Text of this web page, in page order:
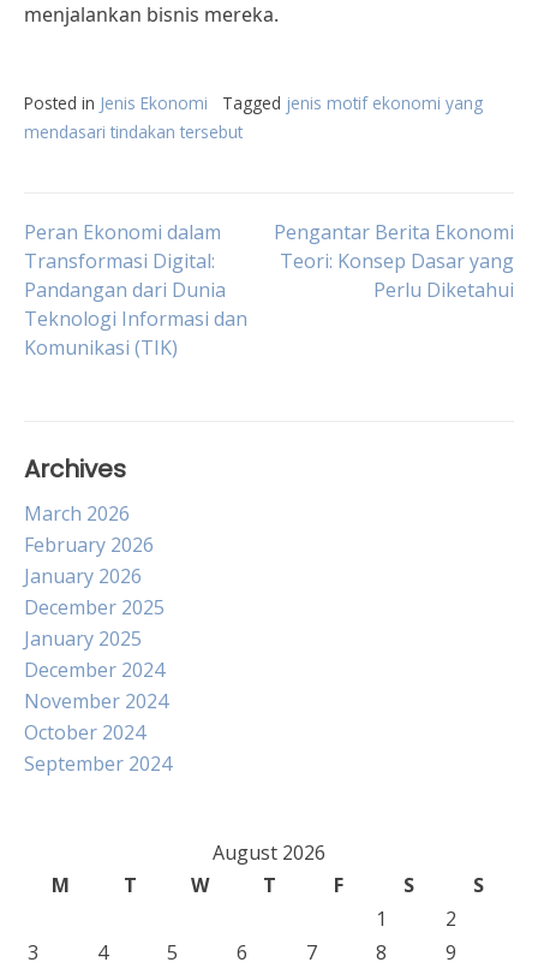
menjalankan bisnis mereka.
Posted in Jenis Ekonomi Tagged jenis motif ekonomi yang
mendasari tindakan tersebut
Post
navigation
Peran Ekonomi dalam
Transformasi Digital:
Pandangan dari Dunia
Teknologi Informasi dan
Komunikasi (TIK)
Pengantar Berita Ekonomi
Teori: Konsep Dasar yang
Perlu Diketahui
Archives
March 2026
February 2026
January 2026
December 2025
January 2025
December 2024
November 2024
October 2024
September 2024
August 2026
M
T W T F S
S
1
2
3
4 5 6 7 8
9